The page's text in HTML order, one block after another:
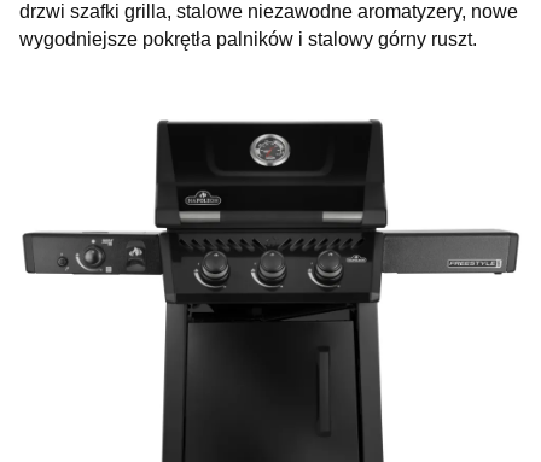
drzwi szafki grilla, stalowe niezawodne aromatyzery, nowe
wygodniejsze pokrętła palników i stalowy górny ruszt.